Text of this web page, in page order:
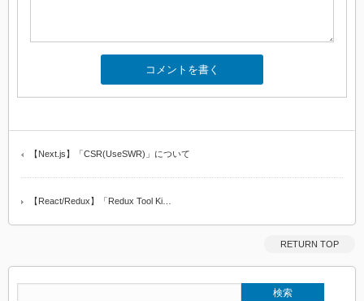
【Next.js】「CSR(UseSWR)」について
【React/Redux】「Redux Tool Ki…
RETURN TOP